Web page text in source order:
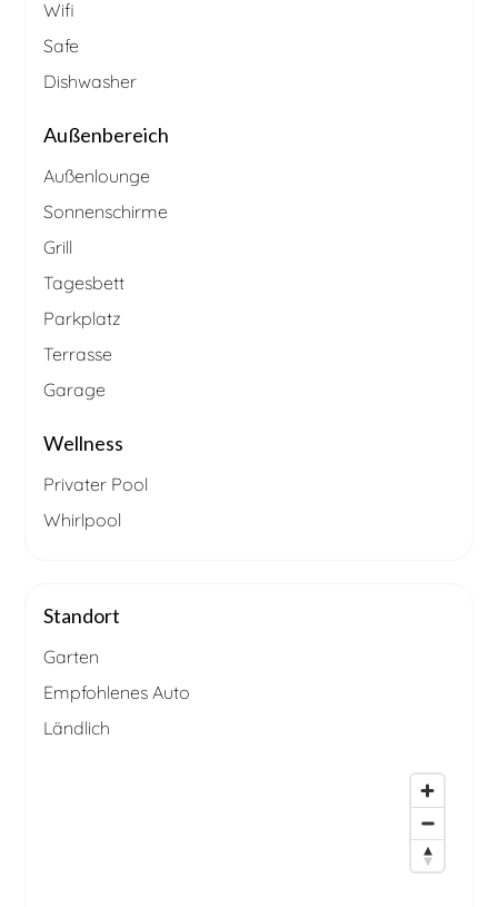
Wifi
Safe
Dishwasher
Außenbereich
Außenlounge
Sonnenschirme
Grill
Tagesbett
Parkplatz
Terrasse
Garage
Wellness
Privater Pool
Whirlpool
Standort
Garten
Empfohlenes Auto
Ländlich